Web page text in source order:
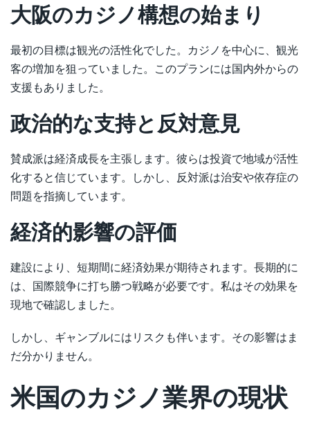
大阪のカジノ構想の始まり
最初の目標は観光の活性化でした。カジノを中心に、観光
客の増加を狙っていました。このプランには国内外からの
支援もありました。
政治的な支持と反対意見
賛成派は経済成長を主張します。彼らは投資で地域が活性
化すると信じています。しかし、反対派は治安や依存症の
問題を指摘しています。
経済的影響の評価
建設により、短期間に経済効果が期待されます。長期的に
は、国際競争に打ち勝つ戦略が必要です。私はその効果を
現地で確認しました。
しかし、ギャンブルにはリスクも伴います。その影響はま
だ分かりません。
米国のカジノ業界の現状